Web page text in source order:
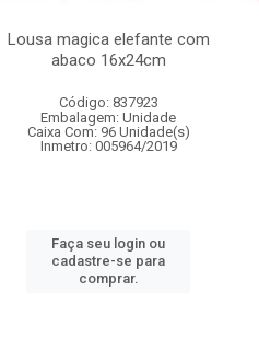
Lousa magica elefante com
abaco 16x24cm
Código: 837923
Embalagem: Unidade
Caixa Com: 96 Unidade(s)
Inmetro: 005964/2019
Faça seu login ou
cadastre-se para
comprar.